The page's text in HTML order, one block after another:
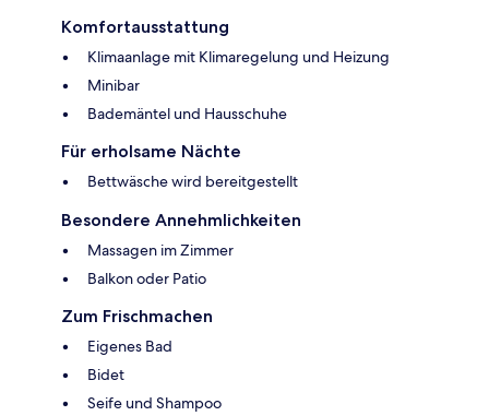
Komfortausstattung
Klimaanlage mit Klimaregelung und Heizung
Minibar
Bademäntel und Hausschuhe
Für erholsame Nächte
Bettwäsche wird bereitgestellt
Besondere Annehmlichkeiten
Massagen im Zimmer
Balkon oder Patio
Zum Frischmachen
Eigenes Bad
Bidet
Seife und Shampoo